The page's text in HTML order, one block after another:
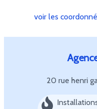
voir les
20 rue henri